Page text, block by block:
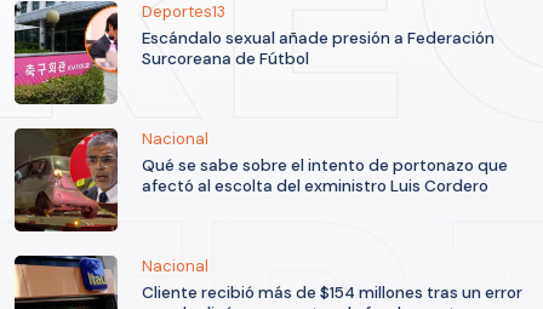
Deportes13
Escándalo sexual añade presión a Federación
Surcoreana de Fútbol
Nacional
Qué se sabe sobre el intento de portonazo que
afectó al escolta del exministro Luis Cordero
Nacional
Cliente recibió más de $154 millones tras un error